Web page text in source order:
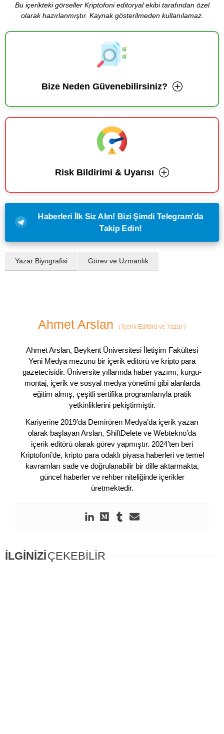
Bu içerikteki görseller Kriptofoni editoryal ekibi tarafından özel
olarak hazırlanmıştır. Kaynak gösterilmeden kullanılamaz.
Bize Neden Güvenebilirsiniz?
Risk Bildirimi & Uyarısı
Haberleri İlk Siz Alın! Bizi Şimdi Telegram'da
Takip Edin!
Yazar Biyografisi Görev ve Uzmanlık
Ahmet Arslan ( İçerik Editörü ve Yazar )
Ahmet Arslan, Beykent Üniversitesi İletişim Fakültesi
Yeni Medya mezunu bir içerik editörü ve kripto para
gazetecisidir. Üniversite yıllarında haber yazımı, kurgu-
montaj, içerik ve sosyal medya yönetimi gibi alanlarda
eğitim almış, çeşitli sertifika programlarıyla pratik
yetkinliklerini pekiştirmiştir.
Kariyerine 2019’da Demirören Medya’da içerik yazarı
olarak başlayan Arslan, ShiftDelete ve Webtekno’da
içerik editörü olarak görev yapmıştır. 2024’ten beri
Kriptofoni’de, kripto para odaklı piyasa haberleri ve temel
kavramları sade ve doğrulanabilir bir dille aktarmakta,
güncel haberler ve rehber niteliğinde içerikler
üretmektedir.
İLGİNİZİÇEKEBİLİR